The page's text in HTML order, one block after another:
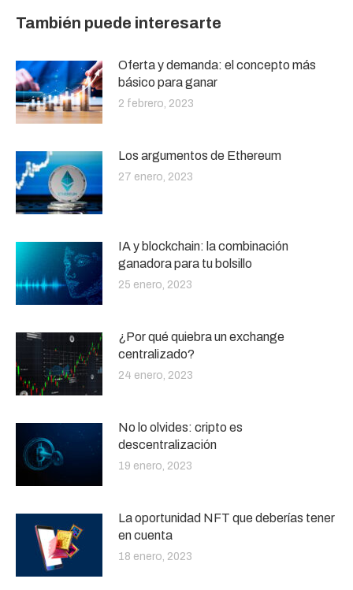
También puede interesarte
Oferta y demanda: el concepto más
básico para ganar
2 febrero, 2023
Los argumentos de Ethereum
27 enero, 2023
IA y blockchain: la combinación
ganadora para tu bolsillo
25 enero, 2023
¿Por qué quiebra un exchange
centralizado?
24 enero, 2023
No lo olvides: cripto es
descentralización
19 enero, 2023
La oportunidad NFT que deberías tener
en cuenta
18 enero, 2023